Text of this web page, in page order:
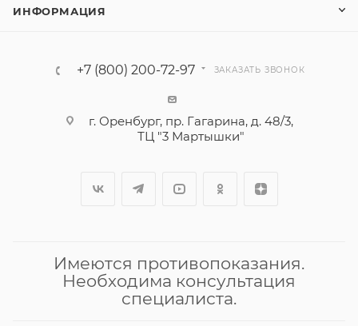
ИНФОРМАЦИЯ
+7 (800) 200-72-97 ЗАКАЗАТЬ ЗВОНОК
г. Оренбург, пр. Гагарина, д. 48/3,
ТЦ "3 Мартышки"
Имеются противопоказания.
Необходима консультация
специалиста.